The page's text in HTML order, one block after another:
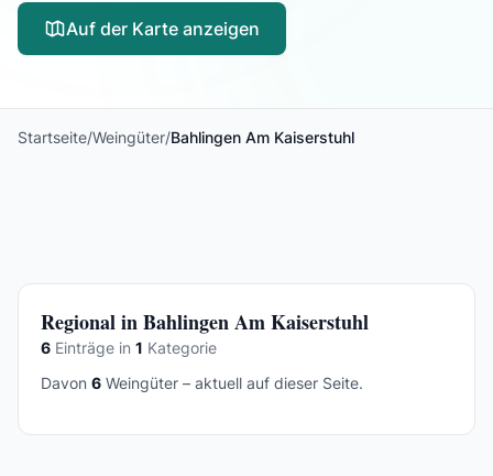
Auf der Karte anzeigen
Startseite/Weingüter/Bahlingen Am Kaiserstuhl
Regional in Bahlingen Am Kaiserstuhl
6 Einträge in 1 Kategorie
Davon 6 Weingüter – aktuell auf dieser Seite.